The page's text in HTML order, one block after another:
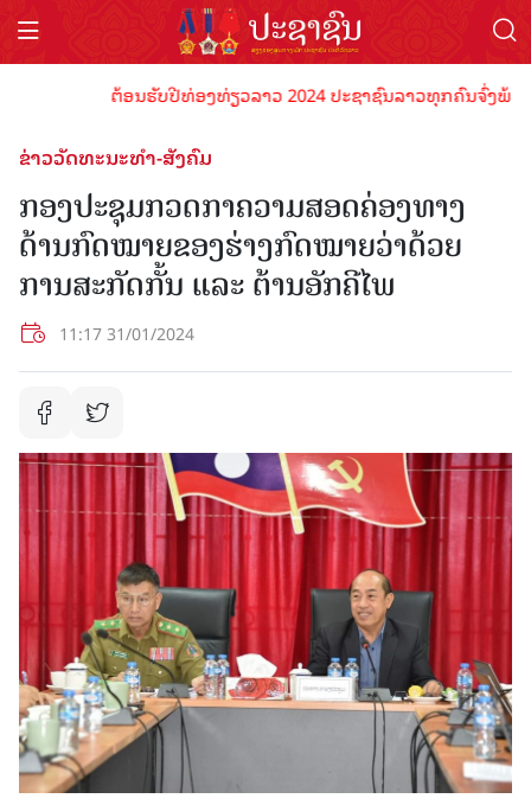
ຕ້ອນຮັບປີທ່ອງທ່ຽວລາວ 2024 ປະຊາຊົນລາວທຸກຄົນຈົ່ງພ້ອ
ຂ່າວວັດທະນະທຳ-ສັງຄົມ
ກອງປະຊຸມກວດກາຄວາມສອດຄ່ອງທາງ
ດ້ານກົດໝາຍຂອງຮ່າງກົດໝາຍວ່າດ້ວຍ
ການສະກັດກັ້ນ ແລະ ຕ້ານອັກຄີໄພ
11:17 31/01/2024